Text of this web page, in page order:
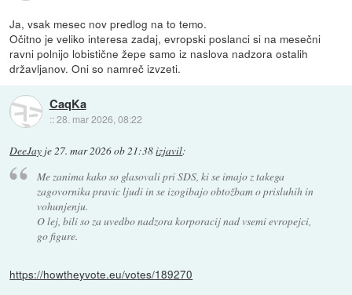
Ja, vsak mesec nov predlog na to temo.
Očitno je veliko interesa zadaj, evropski poslanci si na mesečni
ravni polnijo lobistične žepe samo iz naslova nadzora ostalih
državljanov. Oni so namreč izvzeti.
CaqKa
::28. mar 2026, 08:22
DeeJay je27. mar 2026 ob 21:38izjavil:
Me zanima kako so glasovali pri SDS, ki se imajo z takega
zagovornika pravic ljudi in se izogibajo obtožbam o prisluhih in
vohunjenju.
O lej, bili so za uvedbo nadzora korporacij nad vsemi evropejci,
go figure.
https://howtheyvote.eu/votes/189270